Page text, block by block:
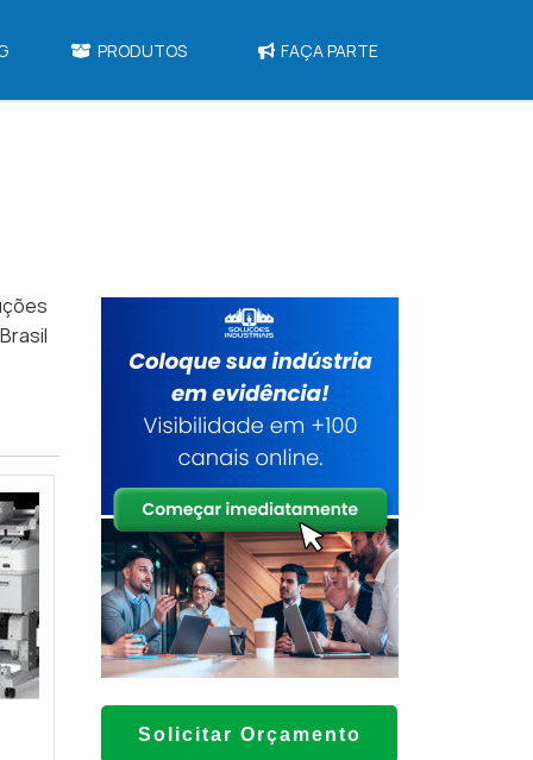
PRODUTOS FAÇA PARTE
Solicitar Orçamento